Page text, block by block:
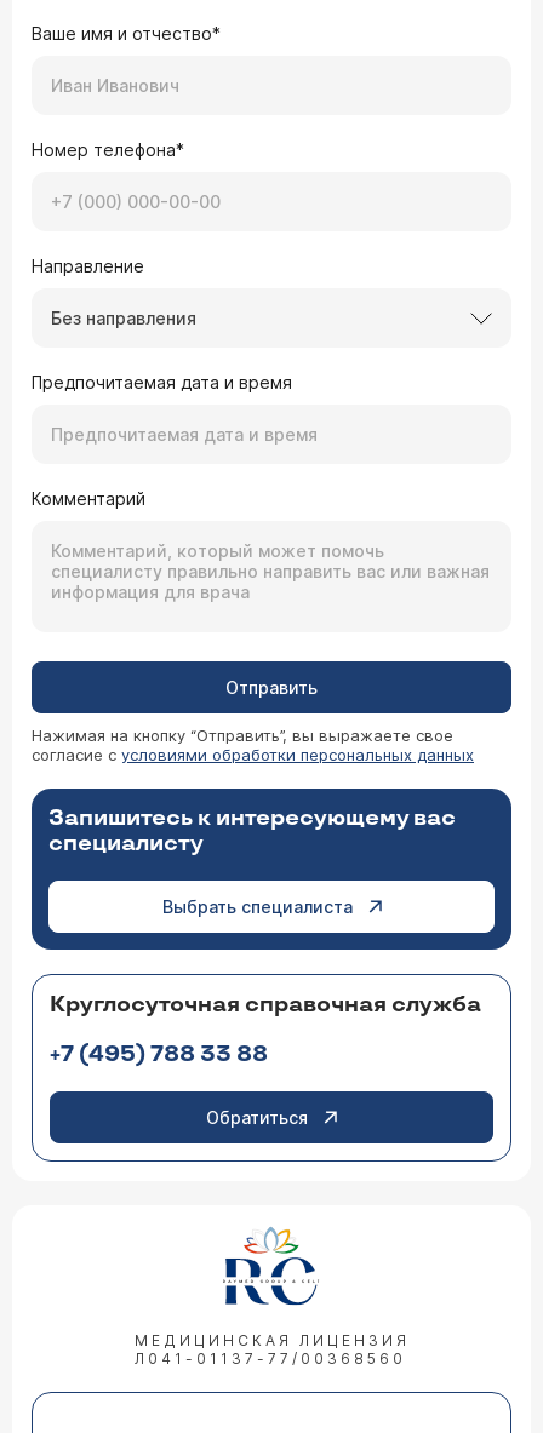
Ваше имя и отчество*
Номер телефона*
Направление
Без направления
Предпочитаемая дата и время
Комментарий
Отправить
Нажимая на кнопку “Отправить”, вы выражаете свое
согласие с условиями обработки персональных данных
Запишитесь к интересующему вас
специалисту
Выбрать специалиста
Круглосуточная справочная служба
+7 (495) 788 33 88
Обратиться
МЕДИЦИНСКАЯ ЛИЦЕНЗИЯ
Л041-01137-77/00368560